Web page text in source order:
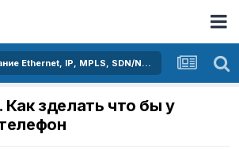
Активное оборудование Ethernet, IP, MPLS, SDN/NFV...
Как зделать что бы у